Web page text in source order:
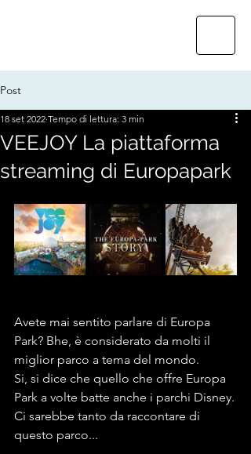
Post
VEEJOY La piattaforma
streaming di Europapark
18 set 2022 Tempo di lettura: 3 min
Avete mai sentito parlare di Europa
Park? Bhe, è considerato da molti il
miglior parco a tema del mondo.
Si, si dice che quello che offre Europa
Park a volte batte anche i parchi Disney.
Ci sarebbe tanto da raccontare di
questo parco...